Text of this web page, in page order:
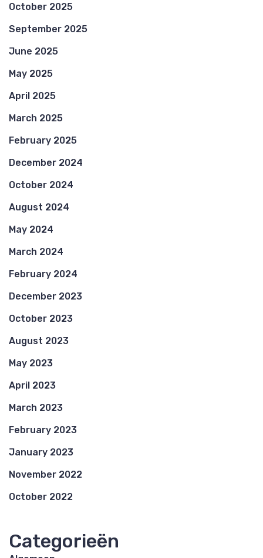
October 2025
September 2025
June 2025
May 2025
April 2025
March 2025
February 2025
December 2024
October 2024
August 2024
May 2024
March 2024
February 2024
December 2023
October 2023
August 2023
May 2023
April 2023
March 2023
February 2023
January 2023
November 2022
October 2022
Categorieën